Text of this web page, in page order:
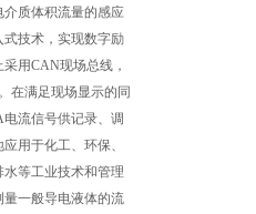
质体积流量的感应
技术，实现数字励
用CAN现场总线，
在满足现场显示的同
流信号供记录、调
用于化工、环保、
等工业技术和管理
一般导电液体的流